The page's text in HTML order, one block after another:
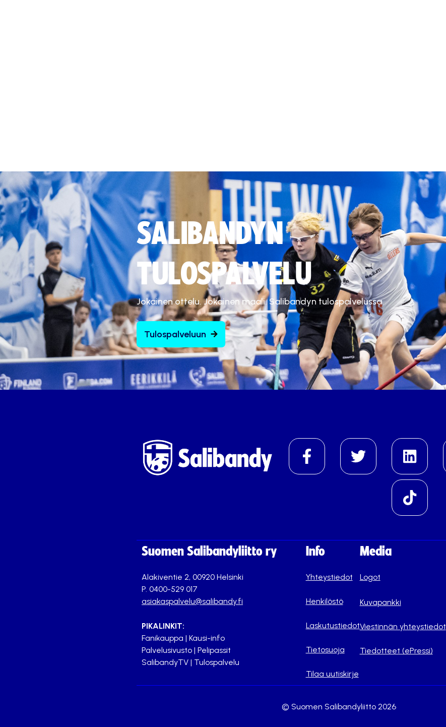
SALIBANDYN
TULOSPALVELU
Jokainen ottelu. Jokainen maali. Salibandyn tulospalvelussa.
Tulospalveluun
Suomen Salibandyliitto ry
Alakiventie 2, 00920 Helsinki
P. 0400-529 017
asiakaspalvelu@salibandy.fi
PIKALINKIT:
Fanikauppa | Kausi-info
Palvelusivusto | Pelipassit
SalibandyTV | Tulospalvelu
Info
Yhteystiedot
Henkilöstö
Laskutustiedot
Tietosuoja
Tilaa uutiskirje
Media
Logot
Kuvapankki
Viestinnän yhteystiedot
Tiedotteet (ePressi)
© Suomen Salibandyliitto 2026